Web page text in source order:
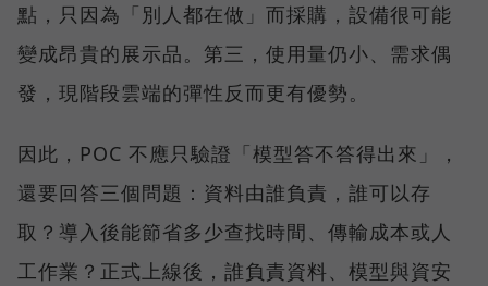
點，只因為「別人都在做」而採購，設備很可能
變成昂貴的展示品。第三，使用量仍小、需求偶
發，現階段雲端的彈性反而更有優勢。
因此，POC 不應只驗證「模型答不答得出來」，
還要回答三個問題：資料由誰負責，誰可以存
取？導入後能節省多少查找時間、傳輸成本或人
工作業？正式上線後，誰負責資料、模型與資安